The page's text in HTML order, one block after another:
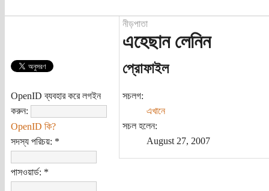
OpenID ব্যবহার করে লগইন
করুন:
OpenID কি?
সদস্য পরিচয়: *
পাসওয়ার্ড: *
নীড়পাতা
এহেছান লেনিন
প্রোফাইল
সচলগ:
এখানে
সচল হলেন:
August 27, 2007